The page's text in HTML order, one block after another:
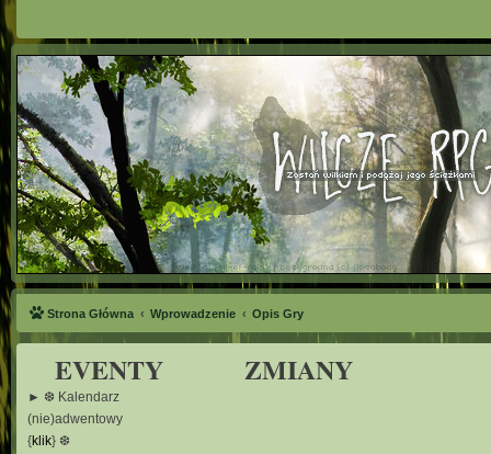
Strona Główna Wprowadzenie Opis Gry
EVENTY ZMIANY
► ❆ Kalendarz
(nie)adwentowy
{klik} ❆